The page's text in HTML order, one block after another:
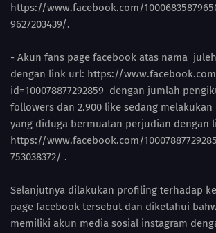
https://www.facebook.com/
9627203439/.
- Akun fans page facebook atas nama
dengan link url: https://
id=100078877292859 dengan jumlah
followers dan 2.900 like sedang
yang diduga bermuatan perjudian dengan
https://www.facebook.com/
753038372/ .
Selanjutnya dilakukan profiling terhadap
page facebook tersebut dan diketahui
memiliki akun media sosial instagram